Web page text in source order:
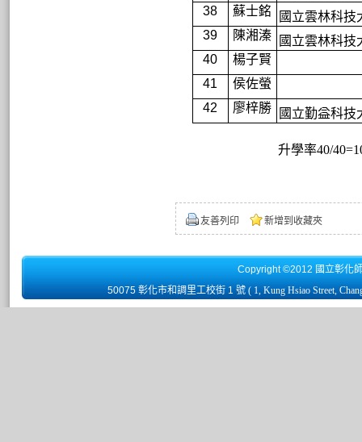
38
蘇士銘
國立雲林科技
39
陳湘溱
國立雲林科技
40
楊子賢
41
侯佐螢
42
廖梓勝 國立勤益科技
升學率40/
友善列印 新增到收藏夾
Copyright ©2012 國立彰化
50075 彰化市和調里工校街 1 號 ( 1, Kung Hsiao Street,